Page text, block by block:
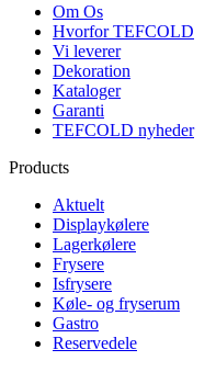
Om Os
Hvorfor TEFCOLD
Vi leverer
Dekoration
Kataloger
Garanti
TEFCOLD nyheder
Products
Aktuelt
Displaykølere
Lagerkølere
Frysere
Isfrysere
Køle- og fryserum
Gastro
Reservedele